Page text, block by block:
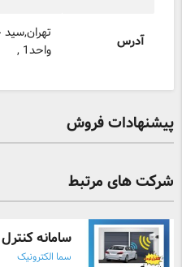
آدرس
واحد1 ,
پیشنهادات فروش
شرکت های مرتبط
سامانه
سما الکترونیک